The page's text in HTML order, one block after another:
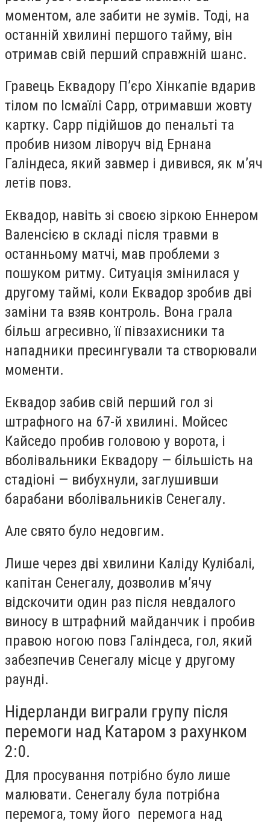
моментом, але забити не зумів. Тоді, на
останній хвилині першого тайму, він
отримав свій перший справжній шанс.
Гравець Еквадору П’єро Хінкапіе вдарив
тілом по Ісмаїлі Сарр, отримавши жовту
картку. Сарр підійшов до пенальті та
пробив низом ліворуч від Ернана
Галіндеса, який завмер і дивився, як м’яч
летів повз.
Еквадор, навіть зі своєю зіркою Еннером
Валенсією в складі після травми в
останньому матчі, мав проблеми з
пошуком ритму. Ситуація змінилася у
другому таймі, коли Еквадор зробив дві
заміни та взяв контроль. Вона грала
більш агресивно, її півзахисники та
нападники пресингували та створювали
моменти.
Еквадор забив свій перший гол зі
штрафного на 67-й хвилині. Мойсес
Кайседо пробив головою у ворота, і
вболівальники Еквадору — більшість на
стадіоні — вибухнули, заглушивши
барабани вболівальників Сенегалу.
Але свято було недовгим.
Лише через дві хвилини Каліду Кулібалі,
капітан Сенегалу, дозволив м’ячу
відскочити один раз після невдалого
виносу в штрафний майданчик і пробив
правою ногою повз Галіндеса, гол, який
забезпечив Сенегалу місце у другому
раунді.
Нідерланди виграли групу після
перемоги над Катаром з рахунком
2:0.
Для просування потрібно було лише
малювати. Сенегалу була потрібна
перемога, тому його перемога над